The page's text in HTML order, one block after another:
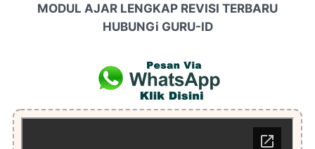
MODUL AJAR LENGKAP REVISI TERBARU
HUBUNGi GURU-ID